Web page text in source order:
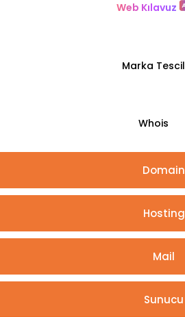
Web Kılavuz
Marka Tescil
Whois
Domain
Hosting
Mail
Sunucu